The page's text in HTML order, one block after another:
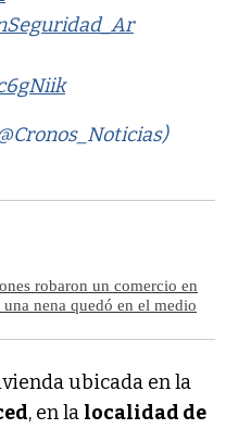
robaron un comercio en
nena quedó en el medio
ubicada en la
, en la localidad de